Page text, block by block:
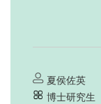
夏侯佐英
博士研究生